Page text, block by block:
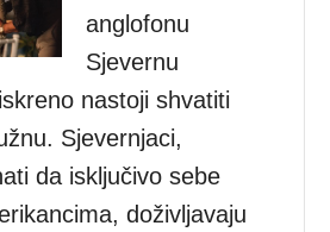
anglofonu
Sjevernu
nastoji shvatiti
Sjevernjaci,
da isključivo sebe
doživljavaju